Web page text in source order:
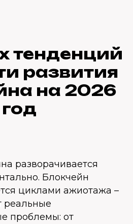
тенденций
развития
на 2026
год
разворачивается
Блокчейн
циклами ажиотажа –
реальные
проблемы: от